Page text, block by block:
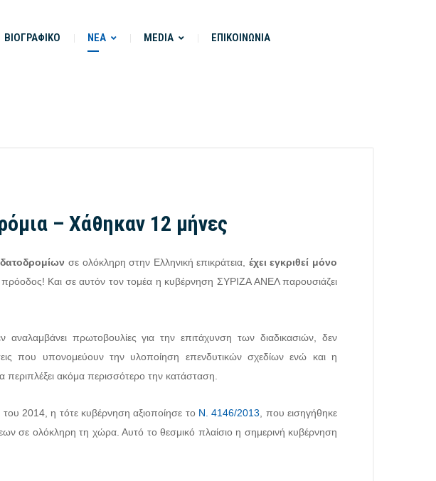
ΒΙΟΓΡΑΦΙΚΟ ΝΕΑ MEDIA ΕΠΙΚΟΙΝΩΝΙΑ
– Χάθηκαν 12 μήνες
σε ολόκληρη στην Ελληνική επικράτεια, έχει εγκριθεί μόνο
πρόοδος! Και σε αυτόν τον τομέα η κυβέρνηση ΣΥΡΙΖΑ ΑΝΕΛ παρουσιάζει
πρωτοβουλίες για την επιτάχυνση των διαδικασιών, δεν
που υπονομεύουν την υλοποίηση επενδυτικών σχεδίων ενώ και η
περιπλέξει ακόμα περισσότερο την κατάσταση.
του 2014, η τότε κυβέρνηση αξιοποίησε το Ν. 4146/2013 , που εισηγήθηκε
σε ολόκληρη τη χώρα. Αυτό το θεσμικό πλαίσιο η σημερινή κυβέρνηση